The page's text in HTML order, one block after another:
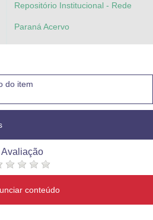
Repositório Institucional - Rede
Paraná Acervo
do item
Avaliação
conteúdo